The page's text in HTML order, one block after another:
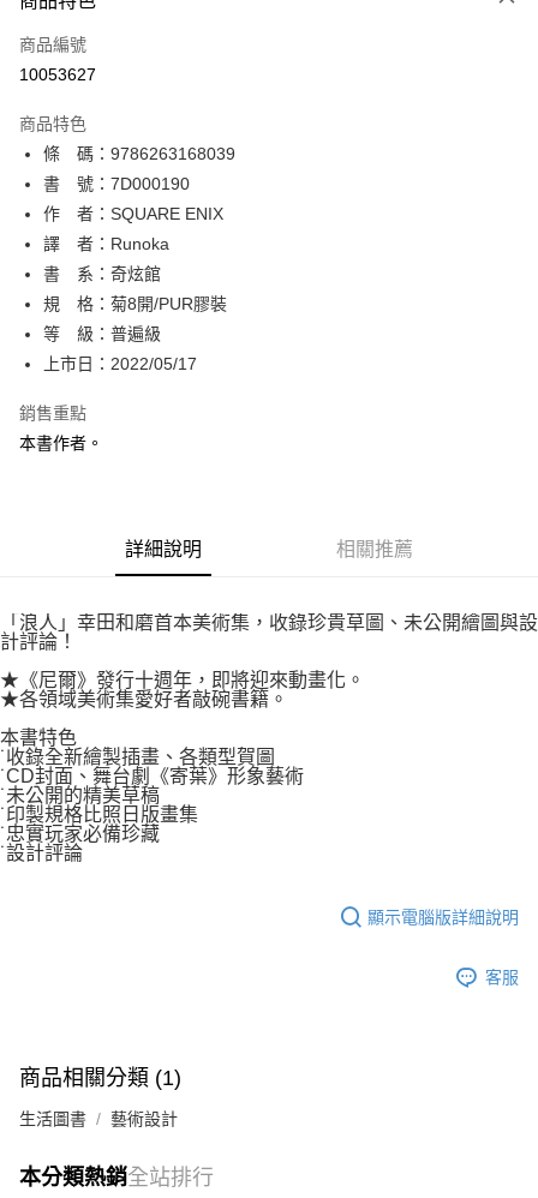
信用卡一次付款
超商取貨付款
相關說明
【關於「AFTEE先享後付」】
AFTEE先享後付是「在收到商品之後才付款」的支付方式。 讓您購物簡單
便利好安心！
１．簡單：不需註冊會員、不需綁卡、不需儲值。
２．便利：只要手機號碼，簡訊認證，即可結帳。
３．安心：先確認商品／服務後，再付款。
【「AFTEE先享後付」結帳流程】
１．於結帳方式選擇「AFTEE先享後付」後，將跳轉至「AFTEE先享後付」
結帳頁面，進行簡訊認證並確認金額後，即可完成結帳。
２．訂單成立數日內，您將收到繳費通知簡訊。
ATM／網路銀行／等多元方式進行付款，方視為交易完成。
※ 請注意：結帳手續完成當下不需立刻繳費，但若您需要取消訂單，請聯絡
客戶支援中心」https://netprotections.freshdesk.com/support/home
１．透過由恩沛科技股份有限公司提供之「AFTEE先享後付」服務完成之交
易，需依本服務之必要範圍內提供個人資料，並將交易相關給付款項請求債
２．關於個人資料處理事宜，請瀏覽以下網址：
https://aftee.tw/terms/#terms3
「AFTEE先享後付」，若未經同意申辦者引起之損失，本公司不負相關責
任。
４．使用「AFTEE先享後付」時，將依據個別帳號之用戶狀況，依本公司即
時審查核予不同之上限額度；若仍有額度不足之情形，本公司將視審查結果
請求用戶進行身份認證。
５．嚴禁一人註冊多個帳號或使用他人資訊註冊。若發現惡意使用之情形，
ATM付款
運送方式
全家取貨付款
每筆NT$80，滿NT$500(含以上)免運費
付款後全家取貨
每筆NT$80，滿NT$500(含以上)免運費
每筆NT$80，滿NT$500(含以上)免運費
每筆NT$80，滿NT$500(含以上)免運費
宅配
每筆NT$100，滿NT$800(含以上)免運費
國家/地區配送
商品編號
10053627
商品特色
條 碼：9786263168039
書 號：7D000190
作 者：SQUARE ENIX
譯 者：Runoka
書 系：奇炫館
規 格：菊8開/PUR膠裝
等 級：普遍級
上市日：2022/05/17
銷售重點
本書作者。
詳細說明 相關推薦
「浪人」幸田和磨首本美術集，收錄珍貴草圖、未公開繪圖與設
計評論！
★《尼爾》發行十週年，即將迎來動畫化。
★各領域美術集愛好者敲碗書籍。
本書特色
˙收錄全新繪製插畫、各類型賀圖
˙CD封面、舞台劇《寄葉》形象藝術
˙未公開的精美草稿
˙印製規格比照日版畫集
˙忠實玩家必備珍藏
˙設計評論
顯示電腦版詳細說明
客服
商品相關分類 (1)
生活圖書 藝術設計
本分類熱銷全站排行